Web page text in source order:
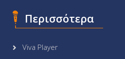
Περισσότερα
Viva Player